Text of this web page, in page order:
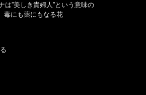
は”美しき貴婦人”という意味の
毒にも薬にもなる花